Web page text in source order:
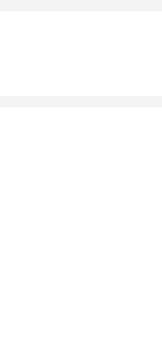
性コラーゲン液-
タンガム、クエン
、ジグリセリン、
ン酸ビスエトキシ
ａ、ＤＰＧ、濃グ
ンＥ、ヒドロキシ
ス、ＰＯＥ･ＰＯＰ
テル、ＰＯＥメチ